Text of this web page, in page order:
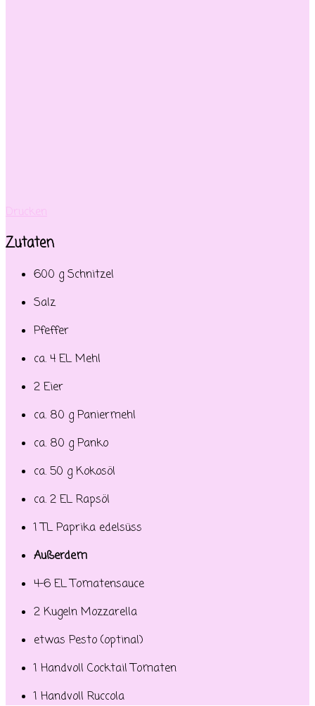
Drucken
Zutaten
600 g Schnitzel
Salz
Pfeffer
ca. 4 EL Mehl
2 Eier
ca. 80 g Paniermehl
ca. 80 g Panko
ca. 50 g Kokosöl
ca. 2 EL Rapsöl
1 TL Paprika edelsüss
Außerdem
4-6 EL Tomatensauce
2 Kugeln Mozzarella
etwas Pesto (optinal)
1 Handvoll Cocktail Tomaten
1 Handvoll Ruccola